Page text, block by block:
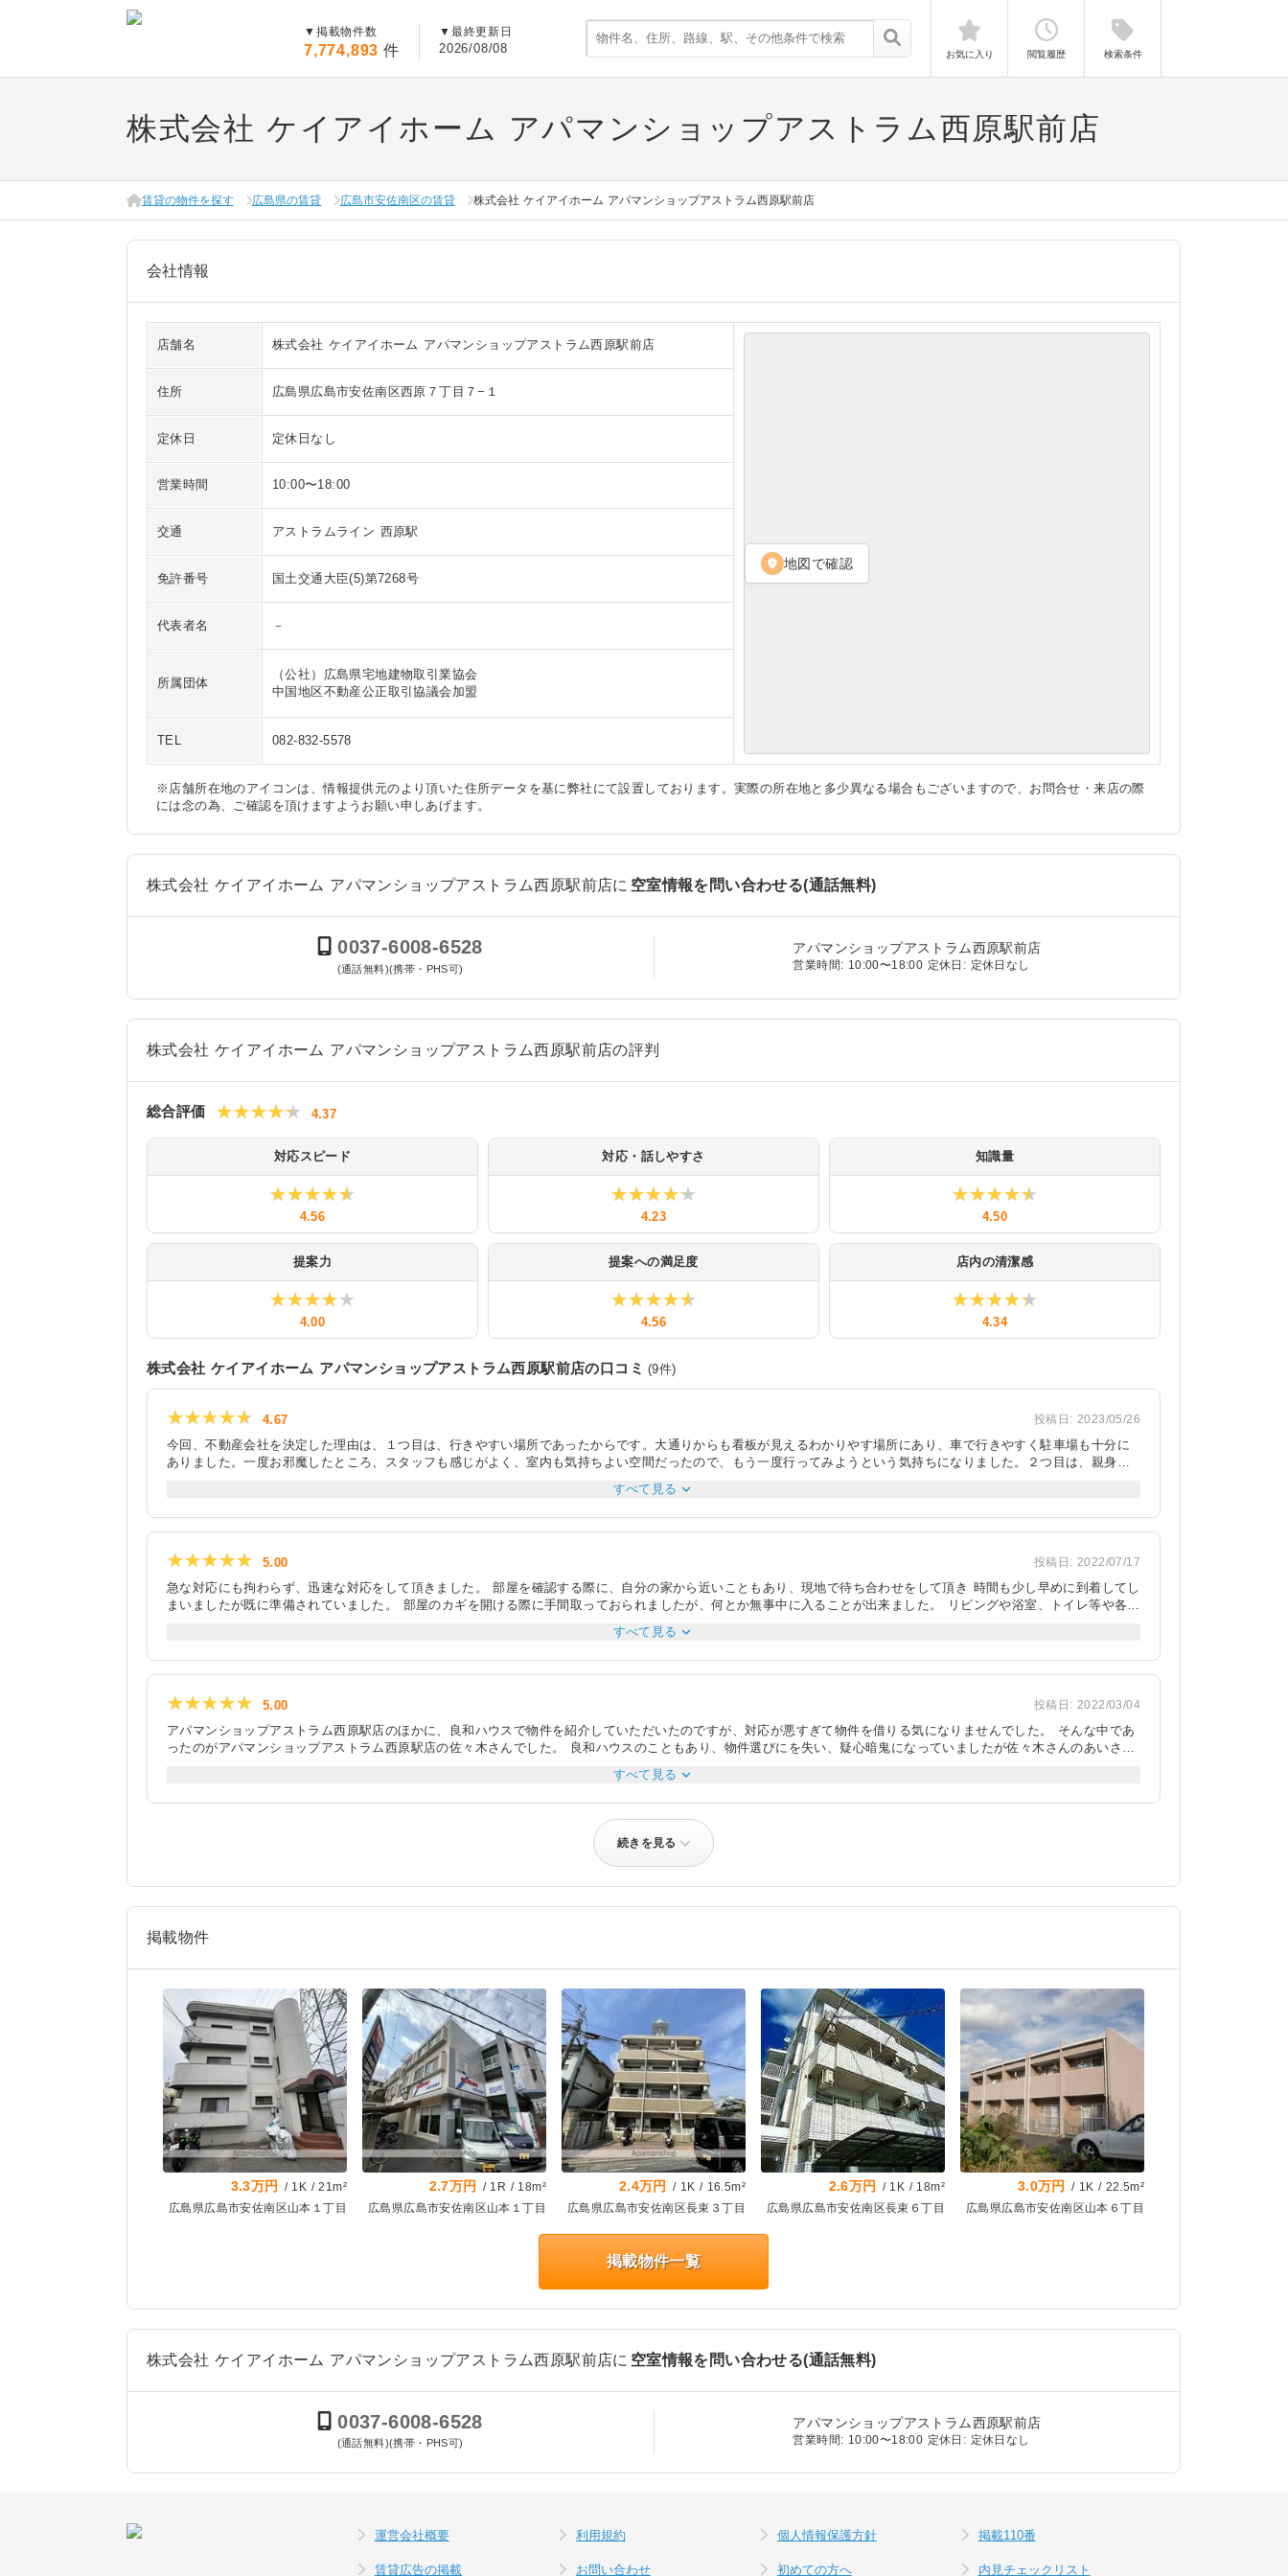
▼ 掲載物件数
7,774,893 件
▼ 最終更新日
2026/08/08 お気に入り 閲覧履歴 検索条件
株式会社 ケイアイホーム アパマンショップアストラム西原駅前店
賃貸の物件を探す 広島県の賃貸 広島市安佐南区の賃貸 株式会社 ケイアイホーム アパマンショップアストラム西原駅前店
会社情報
店舗名 株式会社 ケイアイホーム アパマンショップアストラム西原駅前店
location_on 地図で確認
住所 広島県広島市安佐南区西原７丁目７−１
定休日 定休日なし
営業時間 10:00〜18:00
交通 アストラムライン 西原駅
免許番号 国土交通大臣(5)第7268号
代表者名 －
所属団体
（公社）広島県宅地建物取引業協会
中国地区不動産公正取引協議会加盟
TEL 082-832-5578
※店舗所在地のアイコンは、情報提供元のより頂いた住所データを基に弊社にて設置しております。実際の所在地と多少異なる場合もございますので、お問合せ・来店の際
には念の為、ご確認を頂けますようお願い申しあげます。
株式会社 ケイアイホーム アパマンショップアストラム西原駅前店に 空室情報を問い合わせる(通話無料)
0037-6008-6528
(通話無料)(携帯・PHS可)
アパマンショップアストラム西原駅前店
営業時間: 10:00〜18:00 定休日: 定休日なし
株式会社 ケイアイホーム アパマンショップアストラム西原駅前店の評判
総合評価 ★★★★★
★★★★★ 4.37
対応スピード
★★★★★
★★★★★
4.56
対応・話しやすさ
★★★★★
★★★★★
4.23
知識量
★★★★★
★★★★★
4.50
提案力
★★★★★
★★★★★
4.00
提案への満足度
★★★★★
★★★★★
4.56
店内の清潔感
★★★★★
★★★★★
4.34
株式会社 ケイアイホーム アパマンショップアストラム西原駅前店の口コミ (9件)
★★★★★
★★★★★ 4.67 投稿日: 2023/05/26
今回、不動産会社を決定した理由は、１つ目は、行きやすい場所であったからです。大通りからも看板が見えるわかりやす場所にあり、車で行きやすく駐車場も十分に
ありました。一度お邪魔したところ、スタッフも感じがよく、室内も気持ちよい空間だったので、もう一度行ってみようという気持ちになりました。２つ目は、親身な
ポイントもわかりやすく説明してくださったため、スムーズに契約まで進むことができました。自宅のネットで探した時には出てこなかったような掘り出し物件等もあ
もスムーズかつ気持ちの良い契約ができたので、大変良かったです。
すべて見る expand_more
★★★★★
★★★★★ 5.00 投稿日: 2022/07/17
急な対応にも拘わらず、迅速な対応をして頂きました。 部屋を確認する際に、自分の家から近いこともあり、現地で待ち合わせをして頂き 時間も少し早めに到着してし
まいましたが既に準備されていました。 部屋のカギを開ける際に手間取っておられましたが、何とか無事中に入ることが出来ました。 リビングや浴室、トイレ等や各部
きするのは難しいと分かっていましたが、嫌な顔一つせず快く大東建託様へ電話で交渉して頂けました。 結果的には値引きは難しかったですがとても良い対応をして頂
ぐに解約しないと次がすぐ来てしまいますので気を付けてください」など小さな事まで気が利いた対応をして頂きました。
すべて見る expand_more
★★★★★
★★★★★ 5.00 投稿日: 2022/03/04
アパマンショップアストラム西原駅店のほかに、良和ハウスで物件を紹介していただいたのですが、対応が悪すぎて物件を借りる気になりませんでした。 そんな中であ
ったのがアパマンショップアストラム西原駅店の佐々木さんでした。 良和ハウスのこともあり、物件選びにを失い、疑心暗鬼になっていましたが佐々木さんのあいさ
わたしたちのこころづよいパートナーとなっていました。 物件を決めた後も、心優しく要望を聞いてくださりました。例えば、床下収納やふろ場のバルサン、年季の入
からだと思っています。今後も、物件探しをする機会があった際には佐々木さんにお願いしようと思います。
すべて見る expand_more
続きを見る
掲載物件
3.3万円 / 1K /21m²
広島県広島市安佐南区山本１丁目
2.7万円 / 1R / 18m²
広島県広島市安佐南区山本１丁目
2.4万円 / 1K / 16.5m²
広島県広島市安佐南区長束３丁目
2.6万円 / 1K / 18m²
広島県広島市安佐南区長束６丁目
3.0万円 / 1K / 22.5m²
広島県広島市安佐南区山本６丁目
掲載物件一覧
株式会社 ケイアイホーム アパマンショップアストラム西原駅前店に 空室情報を問い合わせる(通話無料)
0037-6008-6528
(通話無料)(携帯・PHS可)
アパマンショップアストラム西原駅前店
営業時間: 10:00〜18:00 定休日: 定休日なし
運営会社概要 利用規約 個人情報保護方針 掲載110番
賃貸広告の掲載 お問い合わせ 初めての方へ 内見チェックリスト